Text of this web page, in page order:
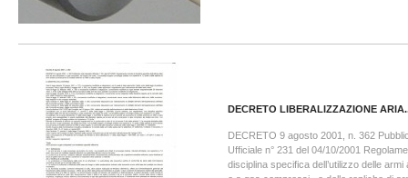
DECRETO LIBERALIZZAZIONE
DECRETO 9 agosto 2001, n. 362
Ufficiale n° 231 del 04/10/2001
disciplina specifica dell’utilizzo delle